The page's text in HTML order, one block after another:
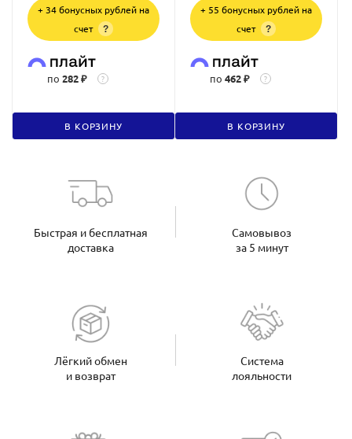
+ 34 бонусных рублей на
счет
?
по 282 ₽ ?
В КОРЗИНУ
+ 55 бонусных рублей на
счет
?
по 462 ₽ ?
В КОРЗИНУ
Быстрая и бесплатная
доставка
Самовывоз
за 5 минут
Лёгкий обмен
и возврат
Система
лояльности